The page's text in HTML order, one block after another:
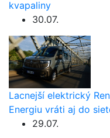
kvapaliny
30.07.
Lacnejší elektrický
Energiu vráti aj do
29.07.